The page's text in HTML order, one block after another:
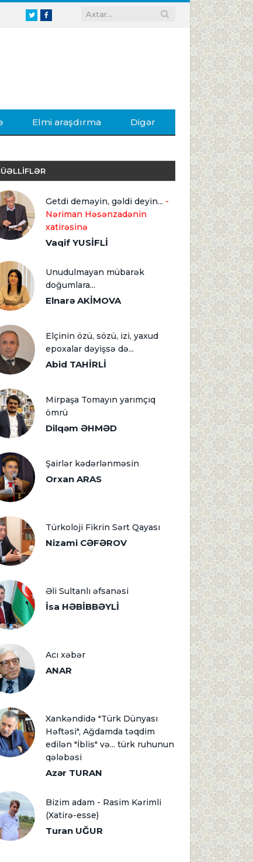
TwitterFacebook
Elmi araşdırma Digər
Getdi deməyin, gəldi deyin... -
Nəriman Həsənzadənin
xatirəsinə
Vaqif YUSİFLİ
Unudulmayan mübarək
doğumlara...
Elnarə AKİMOVA
Elçinin özü, sözü, izi, yaxud
epoxalar dəyişsə də...
Abid TAHİRLİ
Mirpaşa Tomayın yarımçıq
ömrü
Dilqəm ƏHMƏD
Şairlər kədərlənməsin
Orxan ARAS
Türkoloji Fikrin Sərt Qayası
Nizami CƏFƏROV
Əli Sultanlı əfsanəsi
İsa HƏBİBBƏYLİ
Acı xəbər
ANAR
Xankəndidə "Türk Dünyası
Həftəsi", Ağdamda təqdim
edilən "İblis" və... türk ruhunun
qələbəsi
Azər TURAN
Bizim adam - Rasim Kərimli
(Xatirə-esse)
Turan UĞUR